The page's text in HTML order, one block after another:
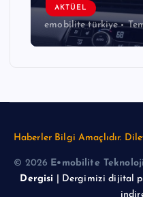
AKTÜEL
emobilite türkiye
Haberler Bilgi Amaçlıdır.
© 2026 E•mobilite
Dergisi | Dergimizi dijital